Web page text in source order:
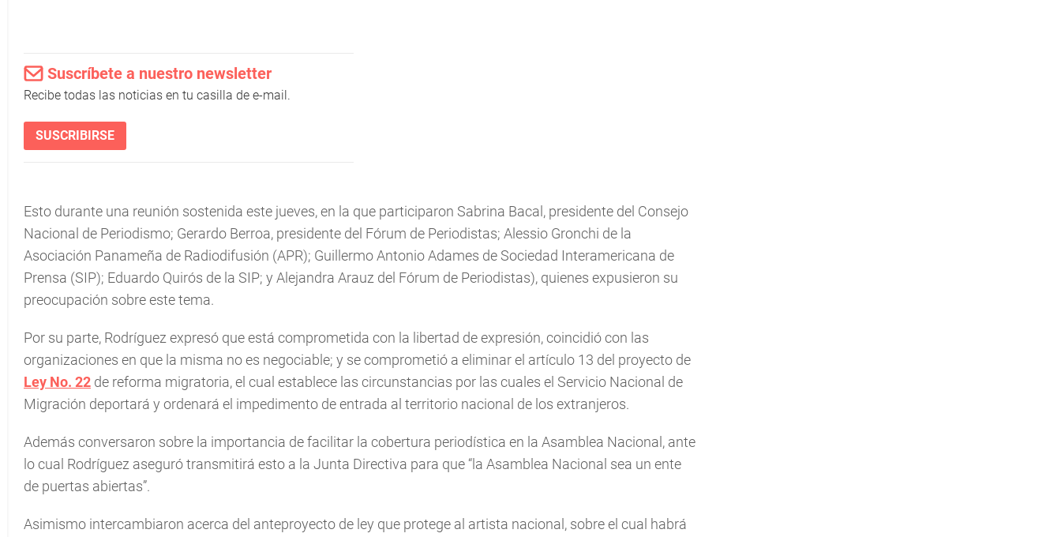
Suscríbete a nuestro newsletter
Recibe todas las noticias en tu casilla de e-mail.
SUSCRIBIRSE
Esto durante una reunión sostenida este jueves, en la que participaron Sabrina Bacal, presidente del Consejo
Nacional de Periodismo; Gerardo Berroa, presidente del Fórum de Periodistas; Alessio Gronchi de la
Asociación Panameña de Radiodifusión (APR); Guillermo Antonio Adames de Sociedad Interamericana de
Prensa (SIP); Eduardo Quirós de la SIP; y Alejandra Arauz del Fórum de Periodistas), quienes expusieron su
preocupación sobre este tema.
Por su parte, Rodríguez expresó que está comprometida con la libertad de expresión, coincidió con las
organizaciones en que la misma no es negociable; y se comprometió a eliminar el artículo 13 del proyecto de
Ley No. 22 de reforma migratoria, el cual establece las circunstancias por las cuales el Servicio Nacional de
Migración deportará y ordenará el impedimento de entrada al territorio nacional de los extranjeros.
Además conversaron sobre la importancia de facilitar la cobertura periodística en la Asamblea Nacional, ante
lo cual Rodríguez aseguró transmitirá esto a la Junta Directiva para que “la Asamblea Nacional sea un ente
de puertas abiertas”.
Asimismo intercambiaron acerca del anteproyecto de ley que protege al artista nacional, sobre el cual habrá